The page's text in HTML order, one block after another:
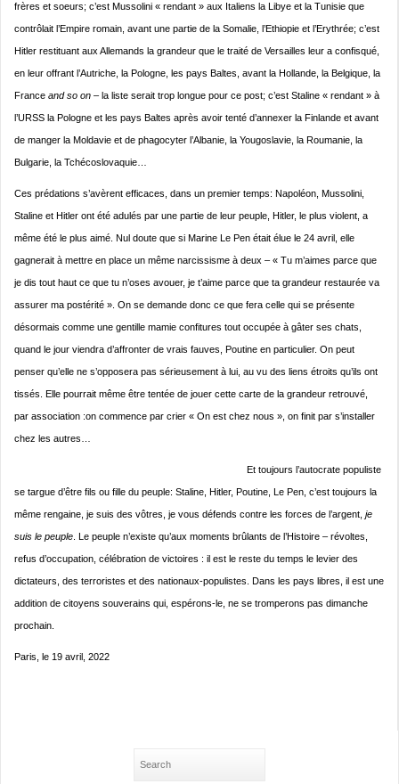
frères et soeurs; c’est Mussolini « rendant » aux Italiens la Libye et la Tunisie que
contrôlait l’Empire romain, avant une partie de la Somalie, l’Ethiopie et l’Erythrée; c’est
Hitler restituant aux Allemands la grandeur que le traité de Versailles leur a confisqué,
en leur offrant l’Autriche, la Pologne, les pays Baltes, avant la Hollande, la Belgique, la
France and so on – la liste serait trop longue pour ce post; c’est Staline « rendant » à
l’URSS la Pologne et les pays Baltes après avoir tenté d’annexer la Finlande et avant
de manger la Moldavie et de phagocyter l’Albanie, la Yougoslavie, la Roumanie, la
Bulgarie, la Tchécoslovaquie…
Ces prédations s’avèrent efficaces, dans un premier temps: Napoléon, Mussolini,
Staline et Hitler ont été adulés par une partie de leur peuple, Hitler, le plus violent, a
même été le plus aimé. Nul doute que si Marine Le Pen était élue le 24 avril, elle
gagnerait à mettre en place un même narcissisme à deux – « Tu m’aimes parce que
je dis tout haut ce que tu n’oses avouer, je t’aime parce que ta grandeur restaurée va
assurer ma postérité ». On se demande donc ce que fera celle qui se présente
désormais comme une gentille mamie confitures tout occupée à gâter ses chats,
quand le jour viendra d’affronter de vrais fauves, Poutine en particulier. On peut
penser qu’elle ne s’opposera pas sérieusement à lui, au vu des liens étroits qu’ils ont
tissés. Elle pourrait même être tentée de jouer cette carte de la grandeur retrouvé,
par association :on commence par crier « On est chez nous », on finit par s’installer
chez les autres…
Et toujours l’autocrate populiste
se targue d’être fils ou fille du peuple: Staline, Hitler, Poutine, Le Pen, c’est toujours la
même rengaine, je suis des vôtres, je vous défends contre les forces de l’argent, je
suis le peuple . Le peuple n’existe qu’aux moments brûlants de l’Histoire – révoltes,
refus d’occupation, célébration de victoires : il est le reste du temps le levier des
dictateurs, des terroristes et des nationaux-populistes. Dans les pays libres, il est une
addition de citoyens souverains qui, espérons-le, ne se tromperons pas dimanche
prochain.
Paris, le 19 avril, 2022